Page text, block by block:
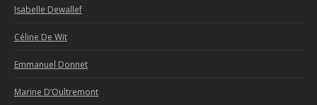
Isabelle Dewallef
Céline De Wit
Emmanuel Donnet
Marine D’Oultremont